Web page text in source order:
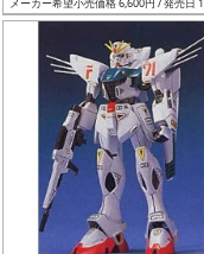
抽